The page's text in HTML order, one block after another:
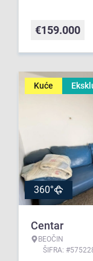
€159.000
Kuće
360°
Centar
BEOČIN
ŠIFRA: